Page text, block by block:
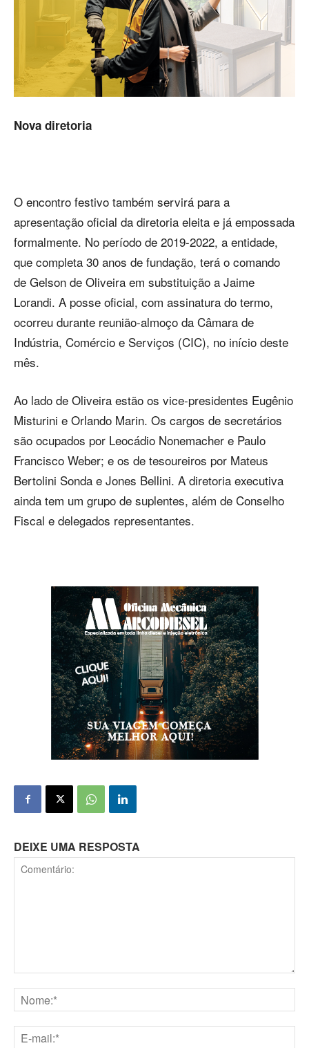
Nova diretoria
O encontro festivo também servirá para a
apresentação oficial da diretoria eleita e já empossada
formalmente. No período de 2019-2022, a entidade,
que completa 30 anos de fundação, terá o comando
de Gelson de Oliveira em substituição a Jaime
Lorandi. A posse oficial, com assinatura do termo,
ocorreu durante reunião-almoço da Câmara de
Indústria, Comércio e Serviços (CIC), no início deste
mês.
Ao lado de Oliveira estão os vice-presidentes Eugênio
Misturini e Orlando Marin. Os cargos de secretários
são ocupados por Leocádio Nonemacher e Paulo
Francisco Weber; e os de tesoureiros por Mateus
Bertolini Sonda e Jones Bellini. A diretoria executiva
ainda tem um grupo de suplentes, além de Conselho
Fiscal e delegados representantes.
DEIXE UMA RESPOSTA